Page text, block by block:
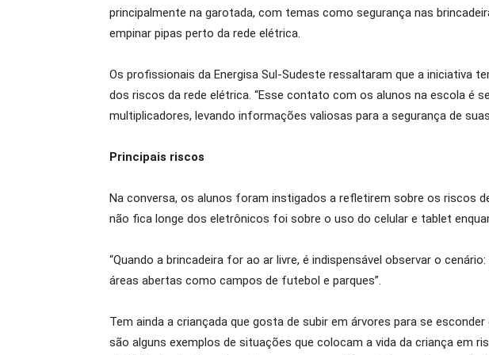
principalmente na garotada, com temas como segurança nas
empinar pipas perto da rede elétrica.
Os profissionais da Energisa Sul-Sudeste ressaltaram que a iniciativa
dos riscos da rede elétrica. “Esse contato com os alunos na escola é
multiplicadores, levando informações valiosas para a segurança de
Principais riscos
Na conversa, os alunos foram instigados a refletirem sobre os riscos
não fica longe dos eletrônicos foi sobre o uso do celular e tablet
“Quando a brincadeira for ao ar livre, é indispensável observar o
áreas abertas como campos de futebol e parques”.
Tem ainda a criançada que gosta de subir em árvores para se
são alguns exemplos de situações que colocam a vida da criança em